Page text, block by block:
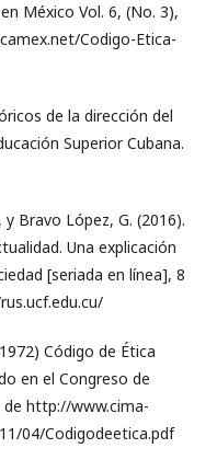
México Vol. 6, (No. 3),
Codigo-Etica-
de la dirección del
Superior Cubana.
Bravo López, G. (2016).
Una explicación
[seriada en línea], 8
Código de Ética
en el Congreso de
de http://www.cima-
04/Codigodeetica.pdf